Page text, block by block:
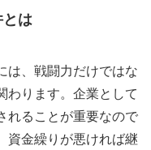
は
は、戦闘力だけではな
わります。企業として
れることが重要なので
資金繰りが悪ければ継